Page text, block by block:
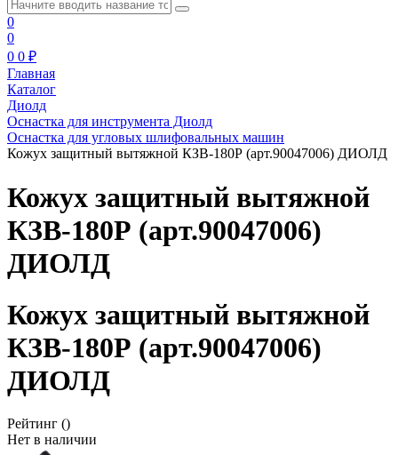
0
0
0 0 ₽
Главная
Каталог
Диолд
Оснастка для инструмента Диолд
Оснастка для угловых шлифовальных машин
Кожух защитный вытяжной КЗВ-180Р (арт.90047006) ДИОЛД
Кожух защитный вытяжной
КЗВ-180Р (арт.90047006)
ДИОЛД
Кожух защитный вытяжной
КЗВ-180Р (арт.90047006)
ДИОЛД
Рейтинг ()
Нет в наличии